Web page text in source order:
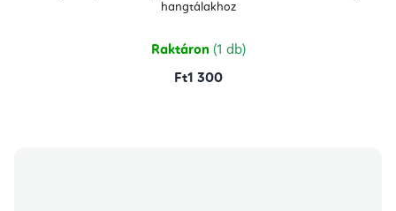
hangtálakhoz
Raktáron (1 db)
Ft1 300